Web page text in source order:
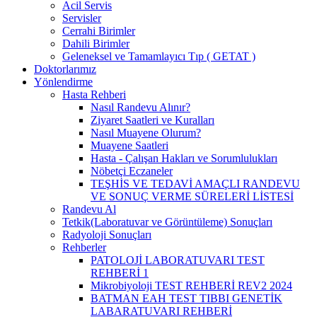
Acil Servis
Servisler
Cerrahi Birimler
Dahili Birimler
Geleneksel ve Tamamlayıcı Tıp ( GETAT )
Doktorlarımız
Yönlendirme
Hasta Rehberi
Nasıl Randevu Alınır?
Ziyaret Saatleri ve Kuralları
Nasıl Muayene Olurum?
Muayene Saatleri
Hasta - Çalışan Hakları ve Sorumlulukları
Nöbetçi Eczaneler
TEŞHİS VE TEDAVİ AMAÇLI RANDEVU
VE SONUÇ VERME SÜRELERİ LİSTESİ
Randevu Al
Tetkik(Laboratuvar ve Görüntüleme) Sonuçları
Radyoloji Sonuçları
Rehberler
PATOLOJİ LABORATUVARI TEST
REHBERİ 1
Mikrobiyoloji TEST REHBERİ REV2 2024
BATMAN EAH TEST TIBBI GENETİK
LABARATUVARI REHBERİ